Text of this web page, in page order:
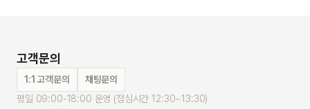
고객문의
1:1 고객문의
채팅문의
평일 09:00-18:00 운영 (점심시간 12:30~13:30)